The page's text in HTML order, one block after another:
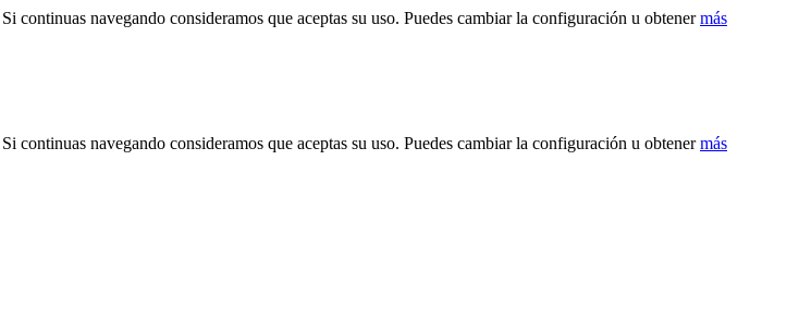
navegando consideramos que aceptas su uso. Puedes cambiar la configuración u obtenermás
navegando consideramos que aceptas su uso. Puedes cambiar la configuración u obtenermás